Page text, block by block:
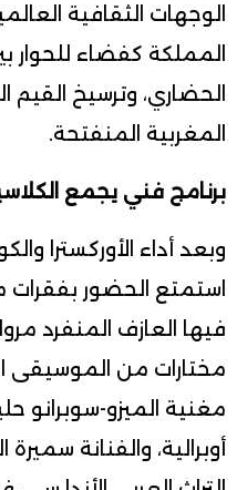
الوجهات الثقافية
المملكة كفضاء للحوار
الحضاري، وترسيخ القيم
المغربية المنفتحة.
برنامج فني يجمع
وبعد أداء الأوركسترا
استمتع الحضور بفقرات
فيها العازف المنفرد
مختارات من الموسيقى
مغنية الميزو-
أوبرالية، والفنانة